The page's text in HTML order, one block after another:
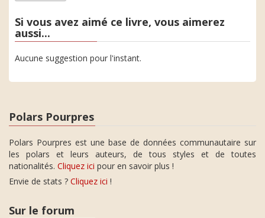
Si vous avez aimé ce livre, vous aimerez
aussi...
Aucune suggestion pour l'instant.
Polars Pourpres
Polars Pourpres est une base de données communautaire sur
les polars et leurs auteurs, de tous styles et de toutes
nationalités. Cliquez ici pour en savoir plus !
Envie de stats ? Cliquez ici !
Sur le forum